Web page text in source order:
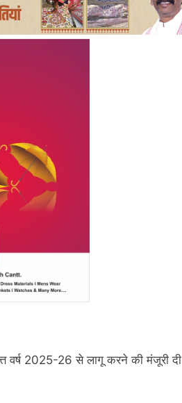
वर्ष 2025-26 से लागू करने की मंजूरी दी